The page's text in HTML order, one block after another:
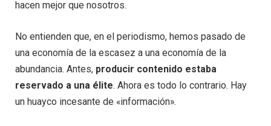
hacen mejor que nosotros.
No entienden que, en el periodismo, hemos pasado de
una economía de la escasez a una economía de la
abundancia. Antes, producir contenido estaba
reservado a una élite. Ahora es todo lo contrario. Hay
un huayco incesante de «información».